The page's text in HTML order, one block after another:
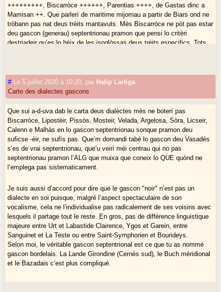
+++++++++, Biscarròce ++++++, Parentias ++++, de Gastas dinc a
Mamisan ++. Que parlerí de maritime mijornau a partir de Biars ond ne
tròbann pas nat deus trèits mantavuts. Mès Biscarròce ne pòt pas estar
deu gascon (generau) septentrionau pramon que pensi lo critèri
destriadeir qu’es lo hèix de les isoglòssas deus trèits especifics. Tots
importènta (qu’es pramon de’quò los enquistaires de l’ALG que
trobèrenn quauques QUE, pr’exemple).
# Le 5 juillet 2020 à 10:20 par Halip Lartiga
Carte des dialectes gascons
Que sui a-d-uva dab le carta deus dialèctes mès ne boterí pas
Biscarròce, Lipostèir, Pissòs, Mosteir, Velada, Argelosa, Sòra, Licseir,
Calenn e Malhàs en lo gascon septentrionau sonque pramon deu
suficse -èir, ne sufís pas. Que’m domandi tabé lo gascon deu Vasadés
s’es de vrai septentrionau, que’u veirí mèi centrau qui no pas
septentrionau pramon l’ALG que muixa que coneix lo QUE quònd ne
l’emplega pas sistematicament.
Je suis aussi d’accord pour dire que le gascon "noir" n’est pas un
dialecte en soi puisque, malgré l’aspect spectaculaire de son
vocalisme, cela ne l’individualise pas radicalement de ses voisins avec
lesquels il partage tout le reste. En gros, pas de différence linguistique
majeure entre Urt et Labastide Clairence, Ygos et Garein, entre
Sanguinet et La Teste ou entre Saint-Symphorien et Bourideys.
Selon moi, le véritable gascon septentrional est ce que tu as nommé
gascon bordelais. La Lande Girondine (Cernès sud), le Buch méridional
et le Bazadais c’est plus compliqué.